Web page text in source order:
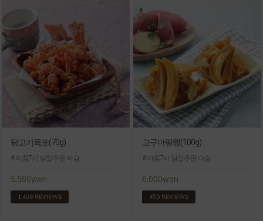
닭고기육포(70g)
# 아침7시 당일주문 마감
5,500won
1,406 REVIEWS
고구마말랭(100g)
# 아침7시 당일주문 마감
6,000won
455 REVIEWS